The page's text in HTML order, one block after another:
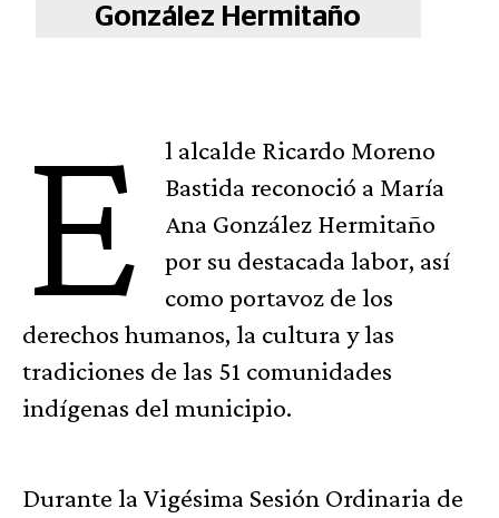
González Hermitaño
E
l alcalde Ricardo Moreno
Bastida reconoció a María
Ana González Hermitaño
por su destacada labor, así
como portavoz de los
derechos humanos, la cultura y las
tradiciones de las 51 comunidades
indígenas del municipio.
Durante la Vigésima Sesión Ordinaria de